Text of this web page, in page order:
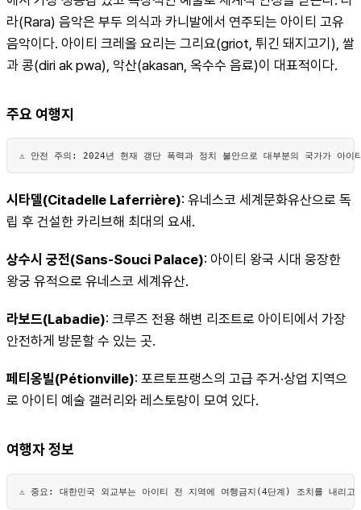
라(Rara) 음악은 부두 의식과 카니발에서 연주되는 아이티 고유
음악이다. 아이티 크레올 요리는 그리요(griot, 튀긴 돼지고기), 쌀
과 콩(diri ak pwa), 악산(akasan, 옥수수 음료)이 대표적이다.
주요 여행지
⚠️ 안전 주의: 2024년 현재 갱단 폭력과 정치 불안으로 대부분의 국가가 아이
시타델(Citadelle Laferrière): 유네스코 세계문화유산으로 독
립 후 건설한 카리브해 최대의 요새.
상수시 궁전(Sans-Souci Palace): 아이티 왕국 시대 웅장한
왕궁 유적으로 유네스코 세계유산.
라보드(Labadie): 크루즈 전용 해변 리조트로 아이티에서 가장
안전하게 방문할 수 있는 곳.
페티옹빌(Pétionville): 포르토프랭스의 고급 주거·상업 지역으
로 아이티 예술 갤러리와 레스토랑이 모여 있다.
여행자 정보
⚠️ 중요: 대한민국 외교부는 아이티 전 지역에 여행금지(4단계) 조치를 내리